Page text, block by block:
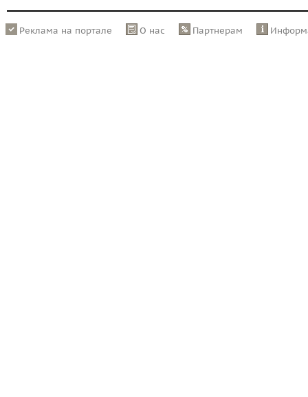
Реклама на портале О нас Партнерам